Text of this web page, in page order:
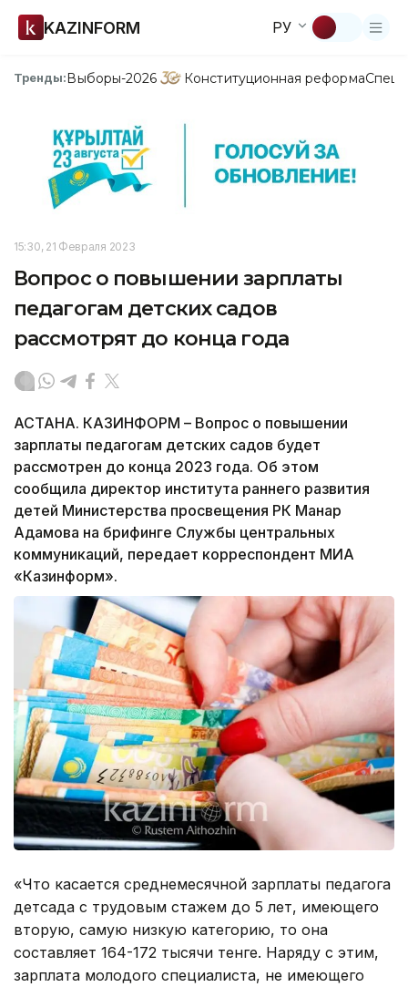
KAZINFORM РУ
Тренды:Выборы-2026 Конституционная реформа
15:30, 21 Февраля 2023
Вопрос о повышении зарплаты
педагогам детских садов
рассмотрят до конца года
АСТАНА. КАЗИНФОРМ – Вопрос о повышении
зарплаты педагогам детских садов будет
рассмотрен до конца 2023 года. Об этом
сообщила директор института раннего развития
детей Министерства просвещения РК Манар
Адамова на брифинге Службы центральных
коммуникаций, передает корреспондент МИА
«Казинформ».
«Что касается среднемесячной зарплаты педагога
детсада с трудовым стажем до 5 лет, имеющего
вторую, самую низкую категорию, то она
составляет 164-172 тысячи тенге. Наряду с этим,
зарплата молодого специалиста, не имеющего